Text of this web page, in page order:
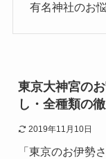
有名神社のお
東京大神宮の
し・全種類の
2019年11月10日
「東京のお伊勢